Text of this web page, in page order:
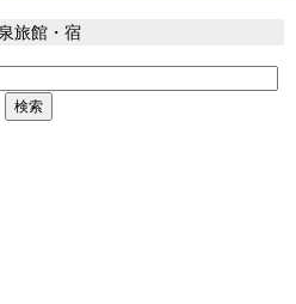
旅館・宿